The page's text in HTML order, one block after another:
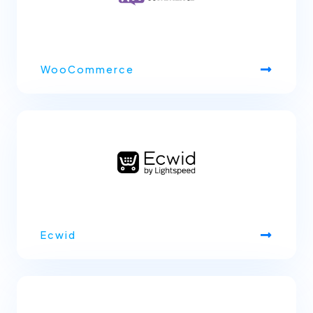
WooCommerce
Ecwid